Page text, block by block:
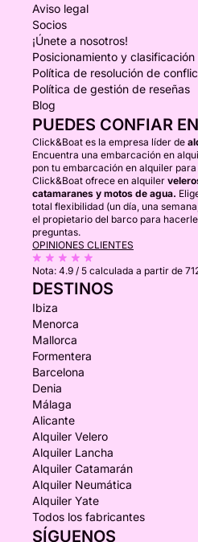
Aviso legal
Socios
¡Únete a nosotros!
Posicionamiento y
Política de resolución de
Política de gestión de reseñas
Blog
PUEDES CONFIAR
Click&Boat es la empresa líder de
Encuentra una embarcación en
pon tu embarcación en alquiler
Click&Boat ofrece en alquiler
catamaranes y motos de agua.
total flexibilidad (un día, una
el propietario del barco para
preguntas.
OPINIONES CLIENTES
Nota: 4.9 / 5 calculada a partir de
DESTINOS
Ibiza
Menorca
Mallorca
Formentera
Barcelona
Denia
Málaga
Alicante
Alquiler Velero
Alquiler Lancha
Alquiler Catamarán
Alquiler Neumática
Alquiler Yate
Todos los fabricantes
SÍGUENOS